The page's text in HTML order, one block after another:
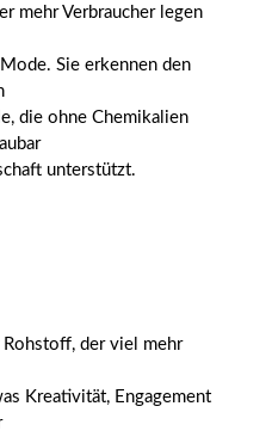
mehr Verbraucher legen
Sie erkennen den
die ohne Chemikalien
unterstützt.
der viel mehr
Kreativität, Engagement